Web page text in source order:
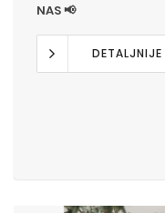
NAS 📢
DETALJNIJE